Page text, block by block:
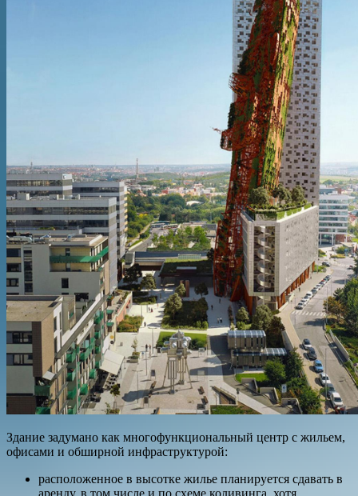
Здание задумано как многофункциональный центр с жильем,
офисами и обширной инфраструктурой:
расположенное в высотке жилье планируется сдавать в
аренду, в том числе и по схеме коливинга, хотя